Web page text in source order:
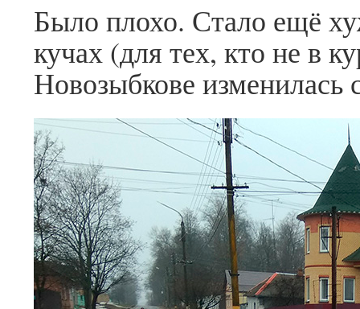
Было плохо. Стало ещё
кучах (для тех, кто не в
Новозыбкове изменилась